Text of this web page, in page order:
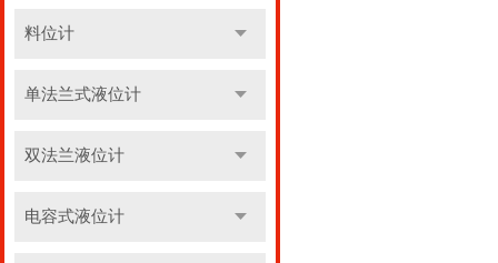
料位计
单法兰式液位计
双法兰液位计
电容式液位计